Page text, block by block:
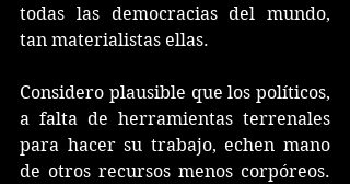
todas las democracias del mundo,
tan materialistas ellas.
Considero plausible que los políticos,
a falta de herramientas terrenales
para hacer su trabajo, echen mano
de otros recursos menos corpóreos.